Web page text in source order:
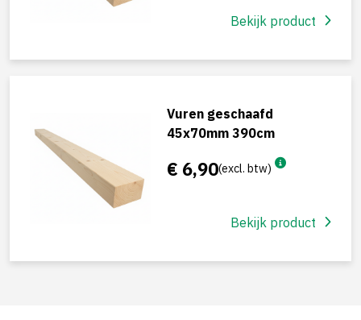
Bekijk product
Vuren geschaafd
45x70mm 390cm
€ 6,90(excl. btw)
Bekijk product